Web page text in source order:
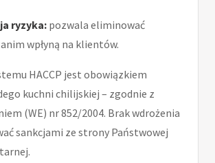
ryzyka: pozwala eliminować
wpłyną na klientów.
HACCP jest obowiązkiem
kuchni chilijskiej – zgodnie z
(WE) nr 852/2004. Brak wdrożenia
sankcjami ze strony Państwowej